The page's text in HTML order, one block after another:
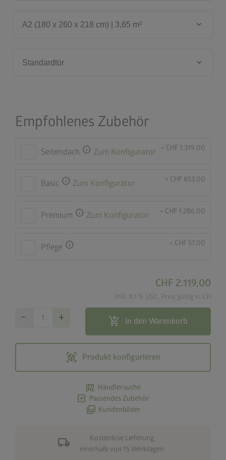
A2 (180 x 260 x 218 cm) | 3,65 m² keyboard_arrow_down
Standardtür keyboard_arrow_down
Empfohlenes Zubehör
Seitendach info Zum Konfigurator + CHF 1.319,00
Basic info Zum Konfigurator + CHF 853,00
Premium info Zum Konfigurator + CHF 1.286,00
Pflege info + CHF 57,00
CHF 2.119,00
Inkl. 8.1 % USt., Preis gültig in CH
remove add add_shopping_cart In den Warenkorb
view_in_ar Produkt konfigurieren
map_search Händlersuche
add_box Passendes Zubehör
photo_library Kundenbilder
local_shipping
Kostenlose Lieferung
innerhalb von 15 Werktagen